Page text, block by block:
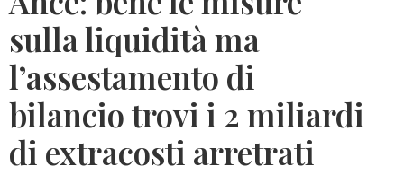
sulla liquidità ma
l’assestamento di
bilancio trovi i 2 miliardi
di extracosti arretrati